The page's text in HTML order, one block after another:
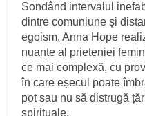
Sondând intervalul
dintre comuniune și
egoism, Anna Hope
nuanțe al prieteniei
ce mai complexă, cu
în care eșecul poate
pot sau nu să distrugă
spirituale.